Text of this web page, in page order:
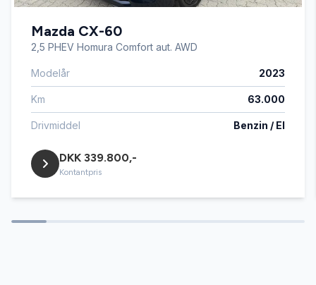
Automatisk fjernlys
Automatisk lys
Automatisk nødbremse
AUX tilslutning
Mazda CX-60
2,5 PHEV Homura Comfort aut. AWD
Modelår 2023
Km 63.000
Drivmiddel Benzin / El
DKK 339.800,-
Kontantpris